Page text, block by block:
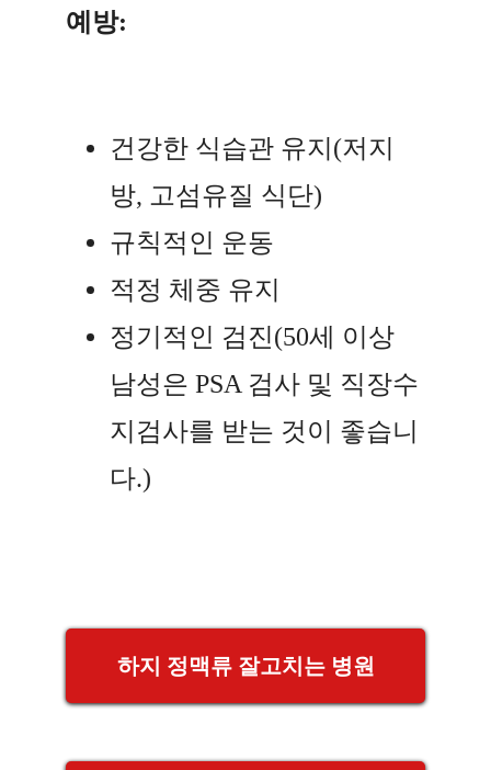
예방:
건강한 식습관 유지(저지
방, 고섬유질 식단)
규칙적인 운동
적정 체중 유지
정기적인 검진(50세 이상
남성은 PSA 검사 및 직장수
지검사를 받는 것이 좋습니
다.)
하지 정맥류 잘고치는 병원